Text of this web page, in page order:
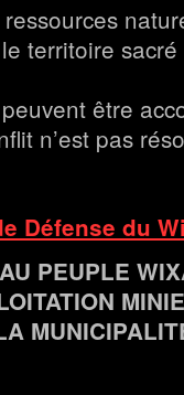
territoire
être
n’est pas
Défense du
PEUPLE